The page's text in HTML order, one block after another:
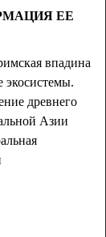
ЕЕ
впадина
древнего
Азии